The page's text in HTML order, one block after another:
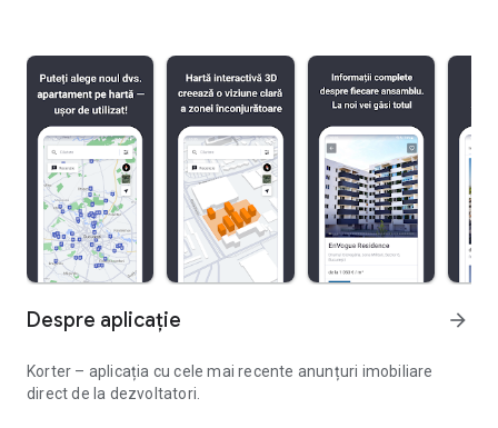
Despre aplicație arrow_forward
Korter – aplicația cu cele mai recente anunțuri imobiliare
direct de la dezvoltatori.